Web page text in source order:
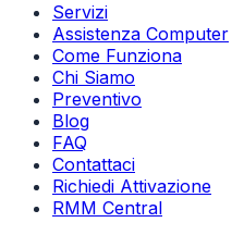
Servizi
Assistenza Computer
Come Funziona
Chi Siamo
Preventivo
Blog
FAQ
Contattaci
Richiedi Attivazione
RMM Central